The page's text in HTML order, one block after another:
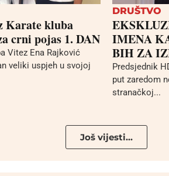
Karate kluba
crni pojas 1. DAN
Vitez Ena Rajković
veliki uspjeh u svojoj
DRUŠTVO
IMENA
BIH ZA
Predsjednik
put zaredom
stranačkoj...
Još vijesti...